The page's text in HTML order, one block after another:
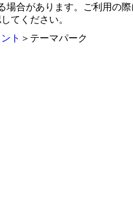
場合があります。ご利用の
てください。
ト ＞テーマパーク